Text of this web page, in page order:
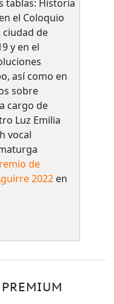
tablas: Historia
el Coloquio
ciudad de
y en el
así como en
sobre
cargo de
Luz Emilia
vocal
de
2022en